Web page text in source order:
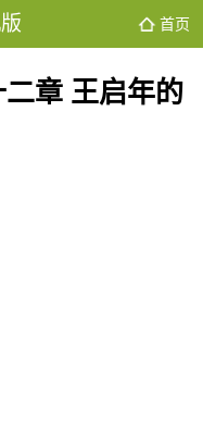
首页
章 王启年的